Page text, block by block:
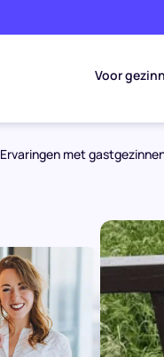
Voor
Ervaringen met